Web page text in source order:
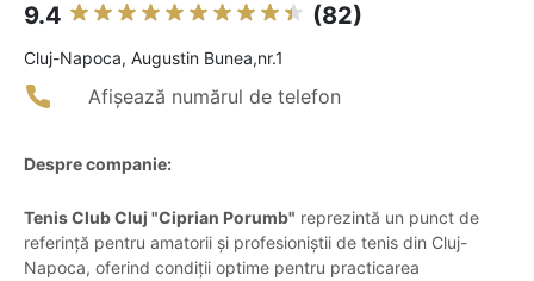
9.4 (82)
Cluj-Napoca, Augustin Bunea,nr.1
Afișează numărul de telefon
Despre companie:
Tenis Club Cluj "Ciprian Porumb" reprezintă un punct de
referință pentru amatorii şi profesioniştii de tenis din Cluj-
Napoca, oferind condiții optime pentru practicarea